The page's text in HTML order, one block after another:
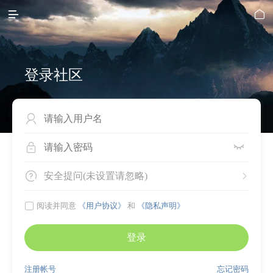
 
登录社区

 
 
安全提问(未设置请忽略)
 阅读并同意 《用户协议》 和 《隐私声明》
登录
忘记密码
注册帐号